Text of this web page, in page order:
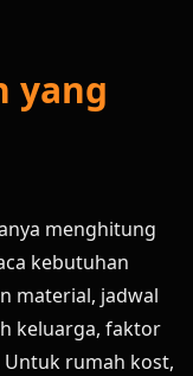
yang
menghitung
kebutuhan
material, jadwal
keluarga, faktor
rumah kost,